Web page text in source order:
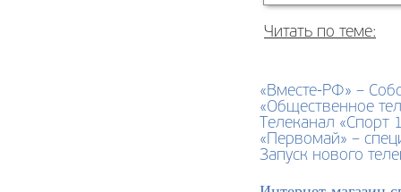
Читать по теме:
«Вместе-РФ» –
«Общественное
Телеканал «Спорт
«Первомай» –
Запуск нового